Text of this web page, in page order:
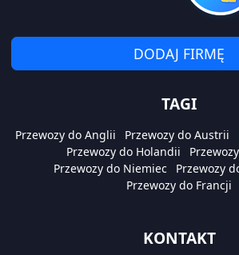
DODAJ FIRMĘ
TAGI
Przewozy do Anglii Przewozy do Austrii
Przewozy do Holandii
Przewozy do Niemiec
Przewozy
Przewozy do Francji
KONTAKT